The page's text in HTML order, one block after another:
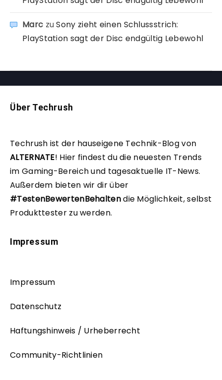
Marc zuSony zieht einen Schlussstrich:
PlayStation sagt der Disc endgültig Lebewohl
Über Techrush
Techrush ist der hauseigene Technik-Blog von
ALTERNATE! Hier findest du die neuesten Trends
im Gaming-Bereich und tagesaktuelle IT-News.
Außerdem bieten wir dir über
#TestenBewertenBehaltendie Möglichkeit, selbst
Produkttester zu werden.
Impressum
Impressum
Datenschutz
Haftungshinweis / Urheberrecht
Community-Richtlinien